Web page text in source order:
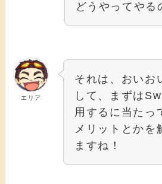
どうやってやる
エリア
それは、おいお
して、まずは
用するに当たっ
メリットとかを
ますね！